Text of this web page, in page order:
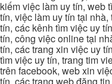
kiếm việc làm uy tín, web
tín, việc làm uy tín tại
tín, các kênh tìm việc uy
tín, công việc online tại
tín, các trang xin việc uy
tìm việc uy tín, trang tim
trên facebook, web xin
tín, các trang web đăng